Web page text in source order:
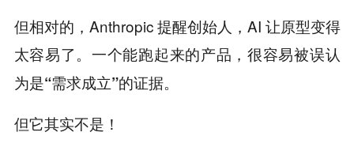
但相对的，Anthropic 提醒创始人，AI 让原型变得
太容易了。 一个能跑起来的产品，很容易被误认
为是“需求成立”的证据。
但它其实不是！